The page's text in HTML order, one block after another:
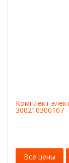
Комплект
300210300107
Все цены